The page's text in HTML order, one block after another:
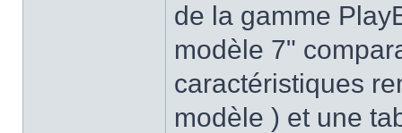
de la gamme
modèle 7"
caractéristiques
modèle ) et une